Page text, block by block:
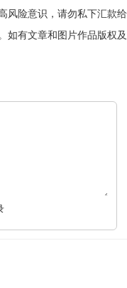
风险意识，请勿私下汇款给
如有文章和图片作品版权及